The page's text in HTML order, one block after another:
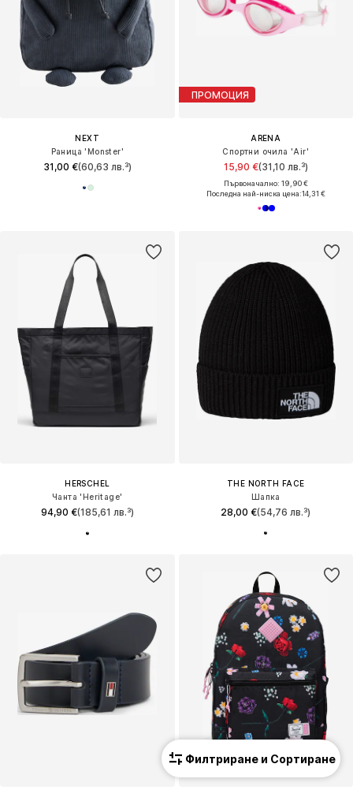
NEXT
Раница 'Monster'
31,00 €(60,63 лв.³)
ПРОМОЦИЯ
ARENA
Спортни очила 'Air'
15,90 €(31,10 лв.³)
Първоначално: 19,90 €
Последна най-ниска цена:14,31 €
HERSCHEL
Чанта 'Heritage'
94,90 €(185,61 лв.³)
THE NORTH FACE
Шапка
28,00 €(54,76 лв.³)
Ново
Филтриране и Сортиране